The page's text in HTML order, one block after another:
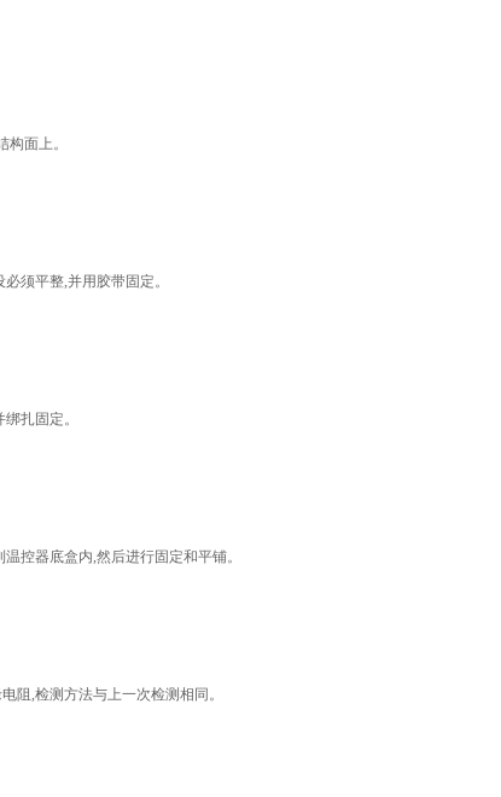
面上。
须平整,并用胶带固定。
扎固定。
控器底盒内,然后进行固定和平铺。
阻,检测方法与上一次检测相同。